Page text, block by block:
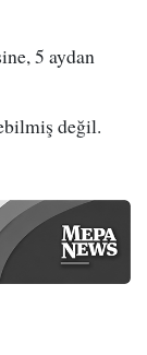
5 aydan
değil.